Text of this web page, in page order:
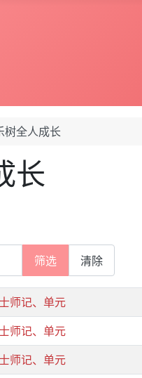
树全人成长
长
筛选 清除
师记、单元
师记、单元
师记、单元